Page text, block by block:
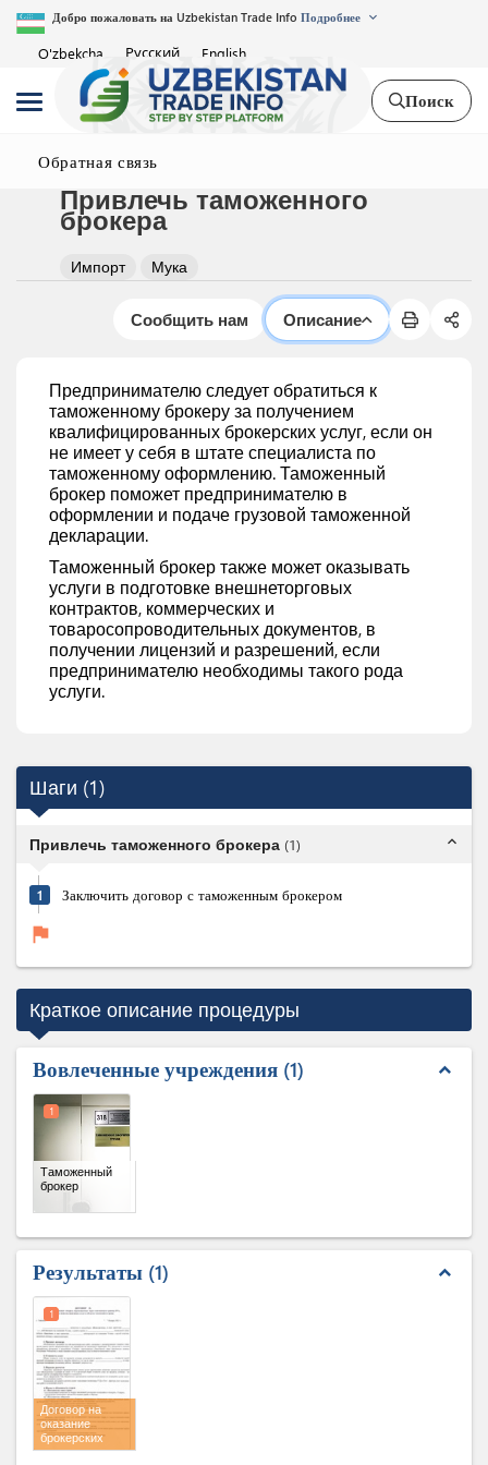
Добро пожаловать на Uzbekistan Trade Info Подробнее
O'zbekcha Русский English
Поиск
Обратная связь
Привлечь таможенного
брокера
Импорт Мука
Сообщить нам Описание
Предпринимателю следует обратиться к
таможенному брокеру за получением
квалифицированных брокерских услуг, если он
не имеет у себя в штате специалиста по
таможенному оформлению. Таможенный
брокер поможет предпринимателю в
оформлении и подаче грузовой таможенной
декларации.
Таможенный брокер также может оказывать
услуги в подготовке внешнеторговых
контрактов, коммерческих и
товаросопроводительных документов, в
получении лицензий и разрешений, если
предпринимателю необходимы такого рода
услуги.
Шаги (1)
Привлечь таможенного брокера (1) expand_less
1 Заключить договор с таможенным брокером
flag
Краткое описание процедуры
Вовлеченные учреждения 1 expand_less
Таможенный
брокер
1
Результаты 1 expand_less
Договор на
оказание
брокерских
услуг
1